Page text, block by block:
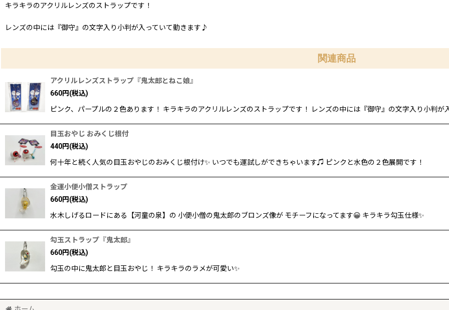
キラキラのアクリルレンズのストラップです！
レンズの中には『御守』の文字入り小判が入っていて動きます♪
関連商品
アクリルレンズストラップ『鬼太郎とねこ娘』
660円(税込)
ピンク、パープルの２色あります！ キラキラのアクリルレンズのストラップです！ レンズの中には『御守』の文字入り小判が
目玉おやじ おみくじ根付
440円(税込)
何十年と続く人気の目玉おやじのおみくじ根付け✨ いつでも運試しができちゃいます♫ ピンクと水色の２色展開です！
金運小便小僧ストラップ
660円(税込)
水木しげるロードにある【河童の泉】の 小便小僧の鬼太郎のブロンズ像が モチーフになってます😀 キラキラ勾玉仕様✨
勾玉ストラップ『鬼太郎』
660円(税込)
勾玉の中に鬼太郎と目玉おやじ！ キラキラのラメが可愛い✨